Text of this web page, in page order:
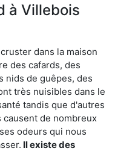
à Villebois
dans la maison
des cafards, des
nids de guêpes, des
très nuisibles dans le
tandis que d'autres
causent de nombreux
odeurs qui nous
Il existe des